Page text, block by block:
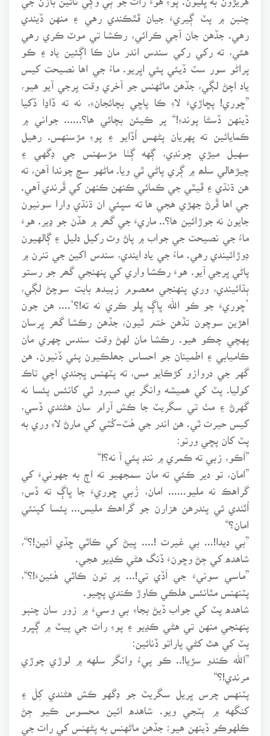
چنبن ۾ پٽ ڳيريءَ جيان ڦٿڪندي رهي ۽ منهن ڏيندي
رهي. جڏهن جان آجي ڪرائي، رڪشا تي موٽ ڪري رهي
هئي، ته رکي رکي سندس اندر مان ڪا اڳئين ياد ۽ ڪو
پراڻو سور سٽ ڏيئي پئي اڀريو. ماءُ جي اها نصيحت کيس
ياد اچڻ لڳي، جڏهن ماڻهنس جو آخري وقت ڀرجي آيو هيو،
”ڇوري! پڇاڙيءَ لاءِ ڪا پاڇي بچائجانءِ، نه ته ڏاڍا ڏکيا
ڏينهن ڏسڻا پوندءِ!“ پر ڪيئن بچائي ها؟...... جواني ۾
ڪمايائين ته پهريان پڻهس اُڏايو ۽ پوءِ مڙسنهس. رهيل
سهيل ميڙي چونڊي، ڳهه ڳٺا مڙسهنس جي ڊگهي ۽
چيڙهالي سلھ ۾ ڳري پاڻي ٿي ويا. ماڻهو سچ چوندا آهن، ته
هن ڌنڌي ۽ ڦيٿي جي ڪمائي ڪنهن ڪنهن کي ڦَرندي آهي.
جي اها ڦَرڻ جهڙي هجي ها ته سڀئي ان ڌنڌي وارا سونيون
جايون نه جوڙائين ها؟.. ماريءَ جي گھر ۾ هڏن جو ڍير. هوءَ
ماءُ جي نصيحت جي جواب ۾ پاڻ وٽ رکيل دليل ۽ ڳالهيون
ڊوڙائيندي رهي. ماءُ جي ياد ايندي، سندس اکين جي تنرن ۾
پاڻي ڀرجي آيو. هوءَ رڪشا واري کي پنهنجي گھر جو رستو
ٻڌائيندي، وري پنهنجي معصوم زبيده بابت سوچڻ لڳي،
’ڇوريءَ جو ڪو الله ڀاڳ ڀلو ڪري نه ته!؟‘.... هن جون
اهڙين سوچون تڏهن ختم ٿيون، جڏهن رڪشا گھر ڀرسان
پهچي چڪو هيو. رڪشا مان لهڻ وقت سندس چهري مان
ڪاميابي ۽ اطمينان جو احساس جھلڪيون پئي ڏنيون. هن
گهر جي دروازو کڙڪايو مس، ته پٽهنس ڀڄندي اچي تاڪ
کوليا. پٽ کي هميشه وانگر بي صبرو ٿي کانئس پئسا نه
گهرڻ ۽ مٺ تي سگريٽ جا ڪش آرام سان هڻندي ڏسي،
کيس حيرت ٿي. هن اندر جي هُٽ-کُٽي کي مارڻ لاءِ وري به
پٽ کان پڇي ورتو:
”اَڪو، زبي ته ڪمري ۾ ننڊ پئي آ نه؟!“
”امان، تو دير ڪئي ته مان سمجهيو ته اڄ به جهونيءَ کي
گراهڪ نه مليو...... امان، زُبي ڇوريءَ جا ڀاڳ ته ڏس،
اُٿندي ئي پندرهن هزارن جو گراهڪ مليس... پئسا کپنئي
امان؟“
”بي ديدا!... بي غيرت !.... ڀيڻ کي ڪاٿي ڇڏي آئين!؟“،
شاهده کي ڄڻ وڇونءَ ڏنگ هڻي ڪڍيو هجي.
”ماسي سونيءَ جي اَڏي تي!... پر تون ڪاٿي هُئينءَ!؟“،
پٽنهنس مٿانئس هلڪي ڪاوڙ ڪندي پڇيو.
شاهده پٽ کي جواب ڏيڻ بجاءِ بي وسيءَ ۾ زور سان چنبو
پنهنجي منهن تي هڻي ڪڍيو ۽ پوءِ رات جي پيٽ ۾ ڳڀرو
پٽ کي هٿ کڻي پاراتو ڏنائين:
”الله ڪندو سڙيا!.. ڪو پيءُ وانگر سلهه ۾ لوڙي چوڙي
مرندي!؟“
پٽنهس چرس ڀريل سگريٽ جو ڊگهو ڪش هڻندي کِلَ ۽
کنگهه ۾ ٻٽجي ويو. شاهده ائين محسوس ڪيو ڄڻ
ڪلهوڪو ڏينهن هيو؛ جڏهن ماڻهنس به پڻهنس کي رات جي